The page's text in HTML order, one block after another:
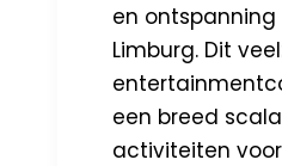
en ontspanning
Limburg. Dit
een breed
activiteiten